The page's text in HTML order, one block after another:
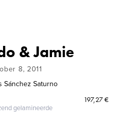
& Jamie
8, 2011
Sánchez Saturno
gelamineerde
197,27 €